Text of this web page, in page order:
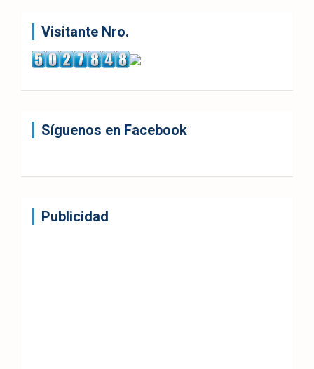
Visitante Nro.
Síguenos en Facebook
Publicidad